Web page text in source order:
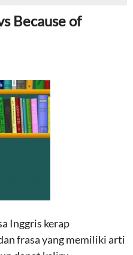
Because of
Inggris kerap
frasa yang memiliki arti